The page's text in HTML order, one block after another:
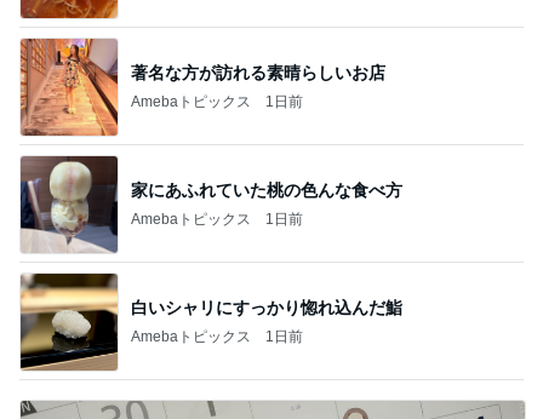
著名な方が訪れる素晴らしいお店
Amebaトピックス 1日前
家にあふれていた桃の色んな食べ方
Amebaトピックス 1日前
白いシャリにすっかり惚れ込んだ鮨
Amebaトピックス 1日前